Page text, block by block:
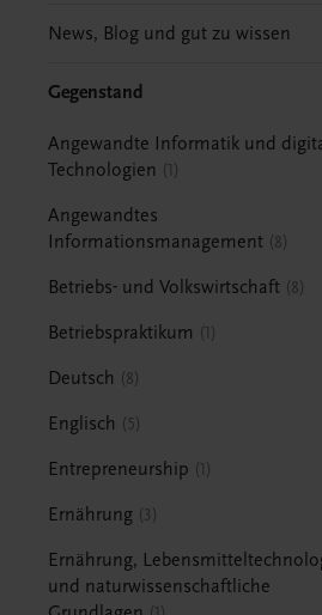
News, Blog und gut zu wissen
Gegenstand
Angewandte Informatik und
Technologien
1
Angewandtes
Informationsmanagement 8
Betriebs- und Volkswirtschaft 8
Betriebspraktikum 1
Deutsch 8
Englisch 5
Entrepreneurship 1
Ernährung 3
Ernährung,
und naturwissenschaftliche